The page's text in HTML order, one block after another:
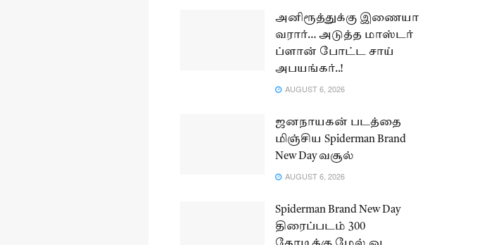
அனிரூத்துக்கு இணையா
வரார்… அடுத்த மாஸ்டர்
ப்ளான் போட்ட சாய்
அபயங்கர்..!
AUGUST 6, 2026
ஜனநாயகன் படத்தை
மிஞ்சிய Spiderman Brand
New Day வசூல்
AUGUST 6, 2026
Spiderman Brand New Day
திரைப்படம் 300